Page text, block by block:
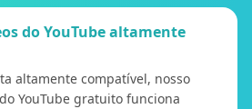
do YouTube altamente
altamente compatível, nosso
YouTube gratuito funciona